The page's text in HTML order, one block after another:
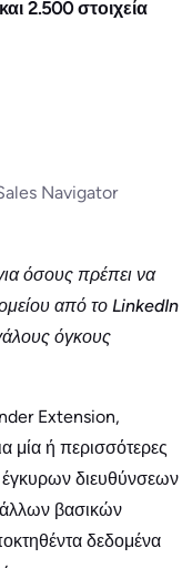
2.500 στοιχεία
Navigator
όσους πρέπει να
από το LinkedIn
όγκους
Extension,
μία ή περισσότερες
έγκυρων διευθύνσεων
βασικών
δεδομένα